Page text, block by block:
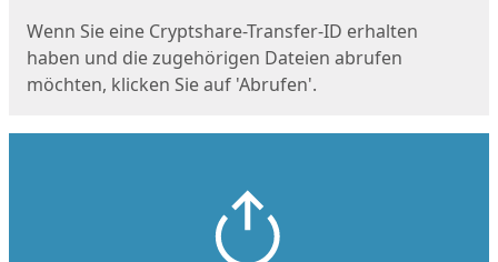
Wenn Sie eine Cryptshare-Transfer-ID erhalten
haben und die zugehörigen Dateien abrufen
möchten, klicken Sie auf 'Abrufen'.